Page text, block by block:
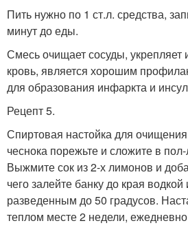
Пить нужно по 1 ст.л. средства,
минут до еды.
Смесь очищает сосуды, укрепляет
кровь, является хорошим
для образования инфаркта и
Рецепт 5.
Спиртовая настойка для очищения
чеснока порежьте и сложите в
Выжмите сок из 2-х лимонов и
чего залейте банку до края
разведенным до 50 градусов.
теплом месте 2 недели,